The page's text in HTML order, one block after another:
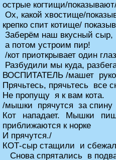
острые когтищи/
Ох, какой хвостище/
крепко спит котище/
Заберём наш вкусный сыр,
а потом устроим пир!
/кот приоткрывает один
Разбудили мы куда,
ВОСПИТАТЕЛЬ /машет
Прячьтесь, прячьтесь все
Не пропущу я к вам кота.
/мышки прячутся за спину
Кот нападает. Мышки
приближаются к норке
И прячутся./
КОТ-сыр стащили и
Снова спрятались в